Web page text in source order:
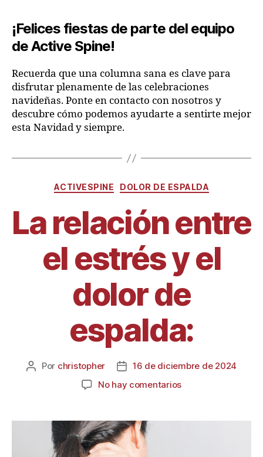
¡Felices fiestas de parte del equipo
de Active Spine!
Recuerda que una columna sana es clave para
disfrutar plenamente de las celebraciones
navideñas. Ponte en contacto con nosotros y
descubre cómo podemos ayudarte a sentirte mejor
esta Navidad y siempre.
ACTIVESPINE DOLOR DE ESPALDA
La relación entre
el estrés y el
dolor de
espalda:
Por christopher
16 de diciembre de 2024
No hay comentarios